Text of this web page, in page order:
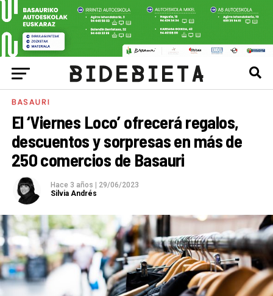
BASAURI
El ‘Viernes Loco’ ofrecerá regalos,
descuentos y sorpresas en más de
250 comercios de Basauri
Hace 3 años
29/06/2023
Silvia Andrés